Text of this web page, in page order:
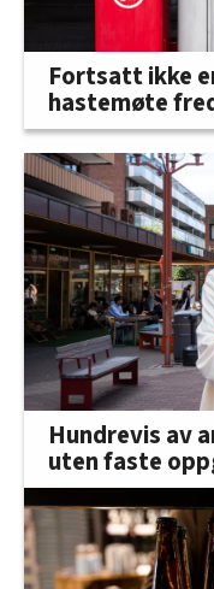
Fortsatt ikke
hastemøte
Hundrevis av
uten faste